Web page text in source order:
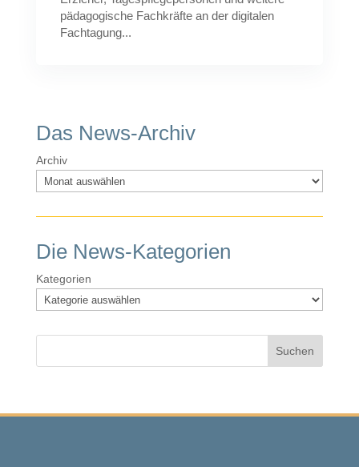
pädagogische Fachkräfte an der digitalen
Fachtagung...
Das News-Archiv
Archiv
Die News-Kategorien
Kategorien
Suchen